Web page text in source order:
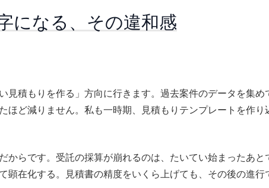
になる、その違和感
見積もりを作る」方向に行きます。過去案件のデータを集
ほど減りません。私も一時期、見積もりテンプレートを作
らです。受託の採算が崩れるのは、たいてい始まったあ
在化する。見積書の精度をいくら上げても、その後の進行